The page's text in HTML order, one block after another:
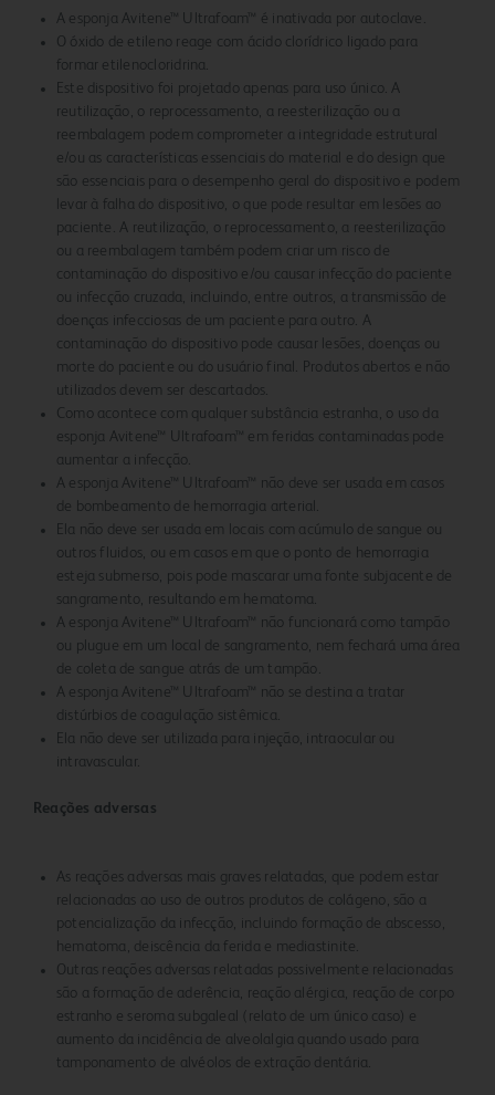
A esponja Avitene™ Ultrafoam™ é inativada por autoclave.
O óxido de etileno reage com ácido clorídrico ligado para
formar etilenocloridrina.
Este dispositivo foi projetado apenas para uso único. A
reutilização, o reprocessamento, a reesterilização ou a
reembalagem podem comprometer a integridade estrutural
e/ou as características essenciais do material e do design que
são essenciais para o desempenho geral do dispositivo e podem
levar à falha do dispositivo, o que pode resultar em lesões ao
paciente. A reutilização, o reprocessamento, a reesterilização
ou a reembalagem também podem criar um risco de
contaminação do dispositivo e/ou causar infecção do paciente
ou infecção cruzada, incluindo, entre outros, a transmissão de
doenças infecciosas de um paciente para outro. A
contaminação do dispositivo pode causar lesões, doenças ou
morte do paciente ou do usuário final. Produtos abertos e não
utilizados devem ser descartados.
Como acontece com qualquer substância estranha, o uso da
esponja Avitene™ Ultrafoam™ em feridas contaminadas pode
aumentar a infecção.
A esponja Avitene™ Ultrafoam™ não deve ser usada em casos
de bombeamento de hemorragia arterial.
Ela não deve ser usada em locais com acúmulo de sangue ou
outros fluidos, ou em casos em que o ponto de hemorragia
esteja submerso, pois pode mascarar uma fonte subjacente de
sangramento, resultando em hematoma.
A esponja Avitene™ Ultrafoam™ não funcionará como tampão
ou plugue em um local de sangramento, nem fechará uma área
de coleta de sangue atrás de um tampão.
A esponja Avitene™ Ultrafoam™ não se destina a tratar
distúrbios de coagulação sistêmica.
Ela não deve ser utilizada para injeção, intraocular ou
intravascular.
Reações adversas
As reações adversas mais graves relatadas, que podem estar
relacionadas ao uso de outros produtos de colágeno, são a
potencialização da infecção, incluindo formação de abscesso,
hematoma, deiscência da ferida e mediastinite.
Outras reações adversas relatadas possivelmente relacionadas
são a formação de aderência, reação alérgica, reação de corpo
estranho e seroma subgaleal (relato de um único caso) e
aumento da incidência de alveolalgia quando usado para
tamponamento de alvéolos de extração dentária.